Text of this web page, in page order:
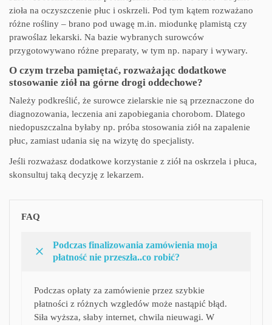
zioła na oczyszczenie płuc i oskrzeli. Pod tym kątem rozważano
różne rośliny – brano pod uwagę m.in. miodunkę plamistą czy
prawoślaz lekarski. Na bazie wybranych surowców
przygotowywano różne preparaty, w tym np. napary i wywary.
O czym trzeba pamiętać, rozważając dodatkowe
stosowanie ziół na górne drogi oddechowe?
Należy podkreślić, że surowce zielarskie nie są przeznaczone do
diagnozowania, leczenia ani zapobiegania chorobom. Dlatego
niedopuszczalna byłaby np. próba stosowania ziół na zapalenie
płuc, zamiast udania się na wizytę do specjalisty.
Jeśli rozważasz dodatkowe korzystanie z ziół na oskrzela i płuca,
skonsultuj taką decyzję z lekarzem.
FAQ
Podczas finalizowania zamówienia moja
płatność nie przeszła..co robić?
Podczas opłaty za zamówienie przez szybkie
płatności z różnych wzgledów może nastąpić błąd.
Siła wyższa, słaby internet, chwila nieuwagi. W